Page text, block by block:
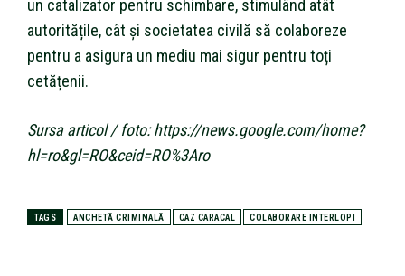
un catalizator pentru schimbare, stimulând atât
autoritățile, cât și societatea civilă să colaboreze
pentru a asigura un mediu mai sigur pentru toți
cetățenii.
Sursa articol / foto: https://news.google.com/home?
hl=ro&gl=RO&ceid=RO%3Aro
TAGS ANCHETĂ CRIMINALĂ CAZ CARACAL COLABORARE INTERLOPI